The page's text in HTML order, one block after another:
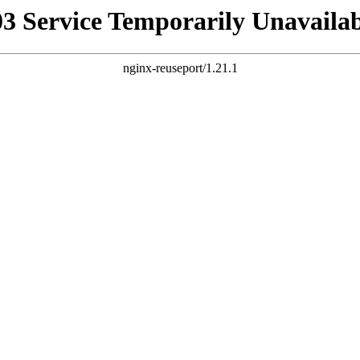
Service Temporarily
nginx-reuseport/1.21.1